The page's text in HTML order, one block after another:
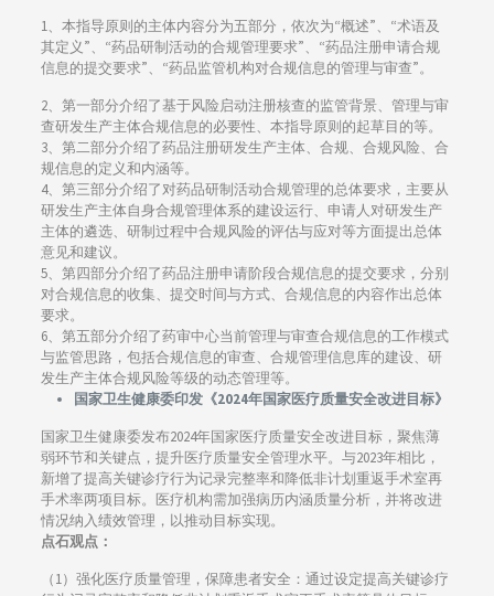
1、本指导原则的主体内容分为五部分，依次为“概述”、“术语及
其定义”、“药品研制活动的合规管理要求”、“药品注册申请合规
信息的提交要求”、“药品监管机构对合规信息的管理与审查”。
2、第一部分介绍了基于风险启动注册核查的监管背景、管理与审
查研发生产主体合规信息的必要性、本指导原则的起草目的等。
3、第二部分介绍了药品注册研发生产主体、合规、合规风险、合
规信息的定义和内涵等。
4、第三部分介绍了对药品研制活动合规管理的总体要求，主要从
研发生产主体自身合规管理体系的建设运行、申请人对研发生产
主体的遴选、研制过程中合规风险的评估与应对等方面提出总体
意见和建议。
5、第四部分介绍了药品注册申请阶段合规信息的提交要求，分别
对合规信息的收集、提交时间与方式、合规信息的内容作出总体
要求。
6、第五部分介绍了药审中心当前管理与审查合规信息的工作模式
与监管思路，包括合规信息的审查、合规管理信息库的建设、研
发生产主体合规风险等级的动态管理等。
国家卫生健康委印发《2024年国家医疗质量安全改进目标》
国家卫生健康委发布2024年国家医疗质量安全改进目标，聚焦薄
弱环节和关键点，提升医疗质量安全管理水平。与2023年相比，
新增了提高关键诊疗行为记录完整率和降低非计划重返手术室再
手术率两项目标。医疗机构需加强病历内涵质量分析，并将改进
情况纳入绩效管理，以推动目标实现。
点石观点：
（1）强化医疗质量管理，保障患者安全：通过设定提高关键诊疗